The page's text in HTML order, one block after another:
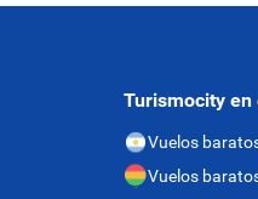
Turismocity en
Vuelos
Vuelos